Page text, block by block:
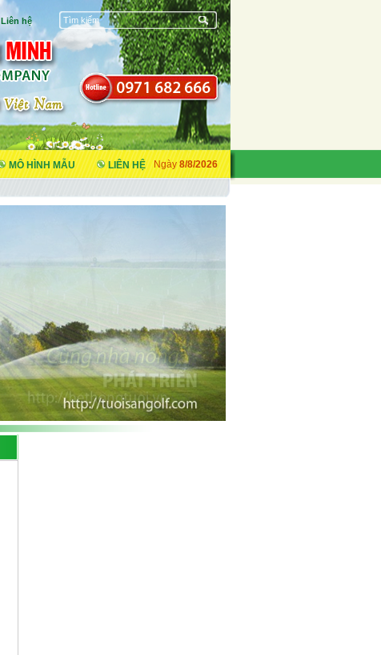
Ngày8/8/2026
MÔ HÌNH MẪU LIÊN HỆ
Liên hệ